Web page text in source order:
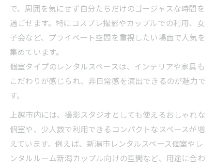
で、周囲を気にせず自分たちだけのゴージャスな時間を
過ごせます。特にコスプレ撮影やカップルでの利用、女
子会など、プライベート空間を重視したい場面で人気を
集めています。
個室タイプのレンタルスペースは、インテリアや家具も
こだわりが感じられ、非日常感を演出できるのが魅力で
す。
上越市内には、撮影スタジオとしても使えるおしゃれな
個室や、少人数で利用できるコンパクトなスペースが増
えています。例えば、新潟市レンタルスペース個室やレ
ンタルルーム新潟カップル向けの空間など、用途に合わ